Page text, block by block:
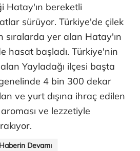
Hatay'ın bereketli
sürüyor. Türkiye'de çilek
sıralarda yer alan Hatay'ın
hasat başladı. Türkiye'nin
Yayladağı ilçesi başta
4 bin 300 dekar
ve yurt dışına ihraç edilen
aroması ve lezzetiyle
Haberin Devamı